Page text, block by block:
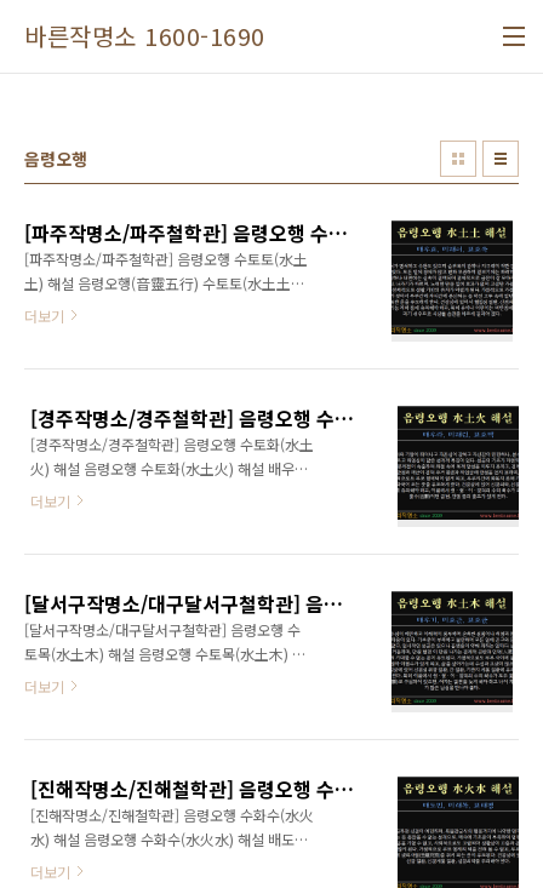
바른작명소 1600-1690
음령오행
[파주작명소/파주철학관] 음령오행 수토토(水土土) 해설
[파주작명소/파주철학관] 음령오행 수토토(水土
土) 해설 음령오행(音靈五行) 수토토(水土土)
해설 배우효, 미해이, 표호욱 두뇌가 명석하고 수
나가기가 바쁘며, 노력한 만큼 일에 효과가 없어
고생만 가중되고 전체적으로 생활 기반의 유지
가 어렵게 된다. 가정적으로 가정불화가 잦아서
부부간에 자식간에 분산되는 등 악전 고투 속에
어서 혈압성 질환, 신경쇠약, 간기능 저하 등에
걸리기 쉬우므로 식생활 습관을 바르게 걸러야
겠다. www.eN..
더보기
[경주작명소/경주철학관] 음령오행 수토화(水土火) 해설
[경주작명소/경주철학관] 음령오행 수토화(水土
火) 해설 음령오행 수토화(水土火) 해설 배우라,
미해린, 표호택 재치와 기량이 뛰어나고 자존심
겹쳐 주거 환경과 직업궁에 안정을 얻지 못하며,
가정적으로도 부모, 형제덕이 없게 되고 부부자
간에 화목치 못해 가정에 파국이 오는 운을 유도
하게 한다. 건강상에 있어서 신경쇠약, 신장질환
획수가 모두 흉수(凶數)이면 급변, 단명 등의 흉
더보기
[달서구작명소/대구달서구철학관] 음령오행 수토목(水土木) 해설
[달서구작명소/대구달서구철학관] 음령오행 수
토목(水土木) 해설 음령오행 수토목(水土木) 해
설 배우기, 미효근, 표호균 감수성이 예민하고 이
하며, 만원 벌면 이 만원 나가는 경제적 곤란과
인덕(人德)을 전혀 기대할 수 없는 운이 유도된
다. 가정적으로도 부부 사이에 불화가 많아 이별
수가 있게 되고, 삶을 살아가는데 수심과 고생이
더보기
[진해작명소/진해철학관] 음령오행 수화수(水火水) 해설
[진해작명소/진해철학관] 음령오행 수화수(水火
水) 해설 음령오행 수화수(水火水) 해설 배도민,
미래복, 표태명 조급하고 신경이 예민하며, 독불
더보기